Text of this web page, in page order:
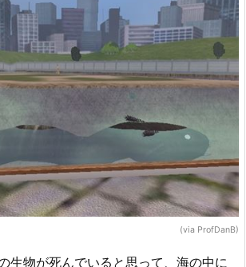
(via ProfDanB)
生物が死んでいると思って、海の中に